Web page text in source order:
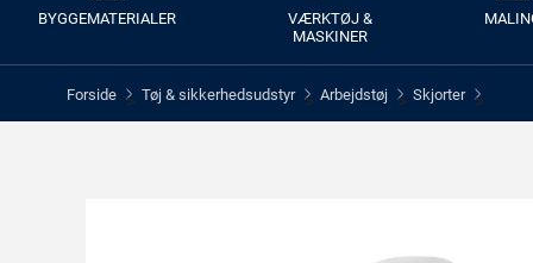
BYGGEMATERIALER
VÆRKTØJ &
MASKINER
Forside > Tøj & sikkerhedsudstyr > Arbejdstøj > Skjorter >